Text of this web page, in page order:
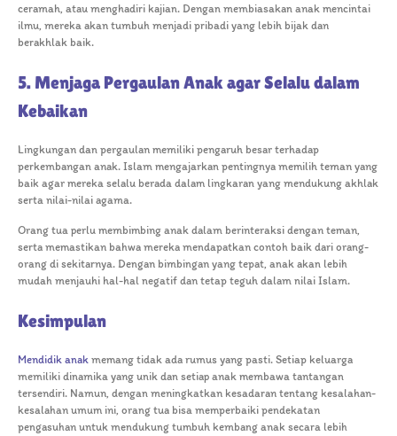
ceramah, atau menghadiri kajian. Dengan membiasakan anak mencintai
ilmu, mereka akan tumbuh menjadi pribadi yang lebih bijak dan
berakhlak baik.
5. Menjaga Pergaulan Anak agar Selalu dalam
Kebaikan
Lingkungan dan pergaulan memiliki pengaruh besar terhadap
perkembangan anak. Islam mengajarkan pentingnya memilih teman yang
baik agar mereka selalu berada dalam lingkaran yang mendukung akhlak
serta nilai-nilai agama.
Orang tua perlu membimbing anak dalam berinteraksi dengan teman,
serta memastikan bahwa mereka mendapatkan contoh baik dari orang-
orang di sekitarnya. Dengan bimbingan yang tepat, anak akan lebih
mudah menjauhi hal-hal negatif dan tetap teguh dalam nilai Islam.
Kesimpulan
Mendidik anak memang tidak ada rumus yang pasti. Setiap keluarga
memiliki dinamika yang unik dan setiap anak membawa tantangan
tersendiri. Namun, dengan meningkatkan kesadaran tentang kesalahan-
kesalahan umum ini, orang tua bisa memperbaiki pendekatan
pengasuhan untuk mendukung tumbuh kembang anak secara lebih